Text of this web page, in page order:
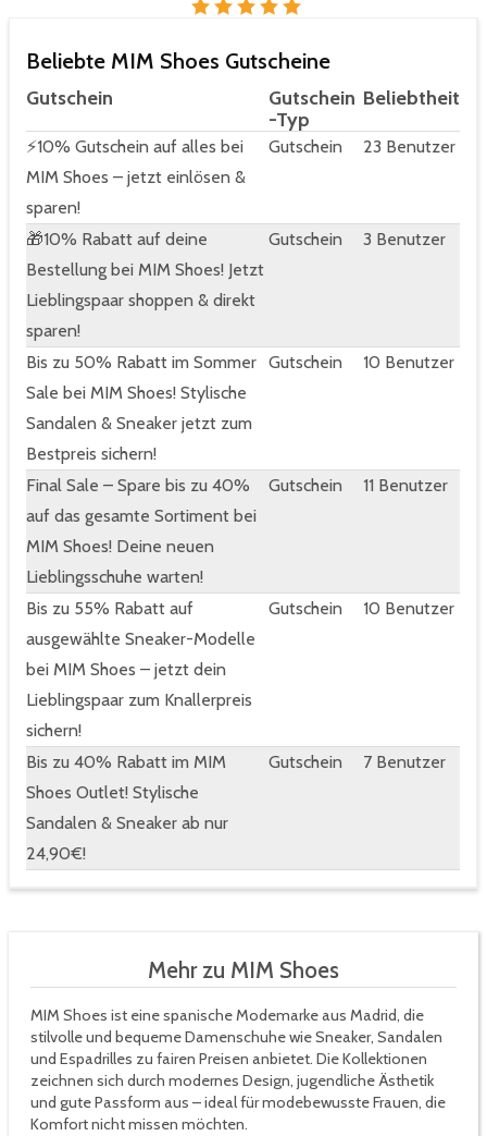
Beliebte MIM Shoes Gutscheine
Gutschein
Gutschein
-Typ
Beliebtheit
⚡10% Gutschein auf alles bei
MIM Shoes – jetzt einlösen &
sparen!
Gutschein 23 Benutzer
🎁10% Rabatt auf deine
Bestellung bei MIM Shoes! Jetzt
Lieblingspaar shoppen & direkt
sparen!
Gutschein 3 Benutzer
Bis zu 50% Rabatt im Sommer
Sale bei MIM Shoes! Stylische
Sandalen & Sneaker jetzt zum
Bestpreis sichern!
Gutschein 10 Benutzer
Final Sale – Spare bis zu 40%
auf das gesamte Sortiment bei
MIM Shoes! Deine neuen
Lieblingsschuhe warten!
Gutschein 11 Benutzer
Bis zu 55% Rabatt auf
ausgewählte Sneaker-Modelle
bei MIM Shoes – jetzt dein
Lieblingspaar zum Knallerpreis
sichern!
Gutschein 10 Benutzer
Bis zu 40% Rabatt im MIM
Shoes Outlet! Stylische
Sandalen & Sneaker ab nur
24,90€!
Gutschein 7 Benutzer
Mehr zu MIM Shoes
MIM Shoes ist eine spanische Modemarke aus Madrid, die
stilvolle und bequeme Damenschuhe wie Sneaker, Sandalen
und Espadrilles zu fairen Preisen anbietet. Die Kollektionen
zeichnen sich durch modernes Design, jugendliche Ästhetik
und gute Passform aus – ideal für modebewusste Frauen, die
Komfort nicht missen möchten.